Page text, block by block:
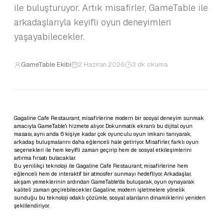
ile buluşturuyor. Artık misafirler, GameTable ile
arkadaşlarıyla keyifli oyun deneyimleri
yaşayabilecekler.
GameTable Ekibi 2 Haziran 2026 3 dk okuma
Gagaline Cafe Restaurant, misafirlerine modern bir sosyal deneyim sunmak
amacıyla GameTable'ı hizmete alıyor. Dokunmatik ekranlı bu dijital oyun
masası, aynı anda 6 kişiye kadar çok oyunculu oyun imkanı tanıyarak,
arkadaş buluşmalarını daha eğlenceli hale getiriyor. Misafirler, farklı oyun
seçenekleri ile hem keyifli zaman geçirip hem de sosyal etkileşimlerini
artırma fırsatı bulacaklar.
Bu yenilikçi teknoloji ile Gagaline Cafe Restaurant, misafirlerine hem
eğlenceli hem de interaktif bir atmosfer sunmayı hedefliyor. Arkadaşlar,
akşam yemeklerinin ardından GameTable'da buluşarak, oyun oynayarak
kaliteli zaman geçirebilecekler. Gagaline, modern işletmelere yönelik
sunduğu bu teknoloji odaklı çözümle, sosyal alanların dinamiklerini yeniden
şekillendiriyor.